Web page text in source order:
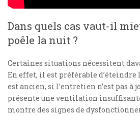
Dans quels cas vaut-il
poêle la nuit ?
Certaines situations nécessitent
En effet, il est préférable d’éteindre
est ancien, si l’entretien n’est pas à
présente une ventilation
montre des signes de